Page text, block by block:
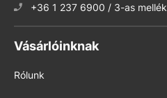
+36 1 237 6900 / 3-as mellék
Vásárlóinknak
Rólunk